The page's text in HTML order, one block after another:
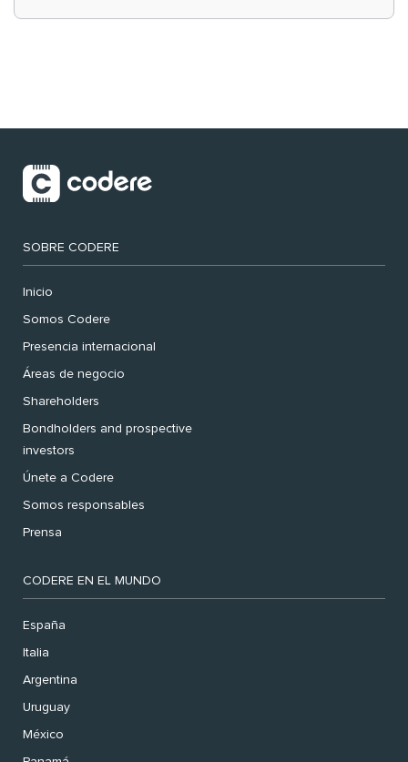
SOBRE CODERE
Inicio
Somos Codere
Presencia internacional
Áreas de negocio
Shareholders
Bondholders and prospective
investors
Únete a Codere
Somos responsables
Prensa
CODERE EN EL MUNDO
España
Italia
Argentina
Uruguay
México